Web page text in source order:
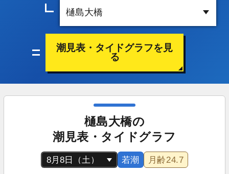
潮見表・タイドグラフを見
る
樋島大橋の
潮見表・タイドグラフ
若潮 月齢24.7